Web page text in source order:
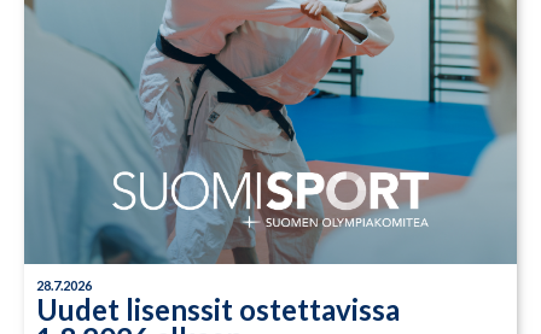
28.7.2026
Uudet lisenssit ostettavissa